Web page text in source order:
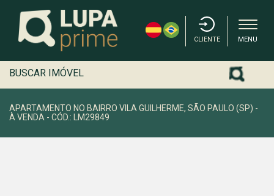
CLIENTE MENU
BUSCAR IMÓVEL
APARTAMENTO NO BAIRRO VILA GUILHERME, SÃO PAULO (SP) -
À VENDA - CÓD.: LM29849